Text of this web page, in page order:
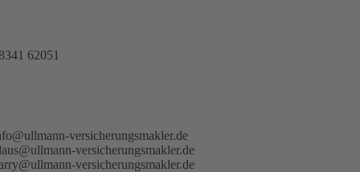
62051
versicherungsmakler.de
versicherungsmakler.de
versicherungsmakler.de